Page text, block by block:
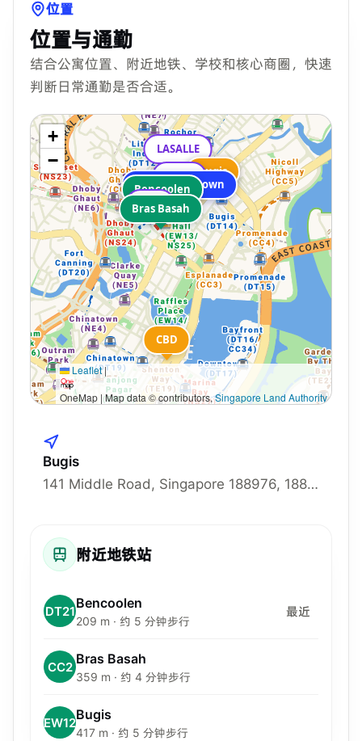
位置
位置与通勤
结合公寓位置、附近地铁、学校和核心商圈，快速
判断日常通勤是否合适。
Coliwoo Midtown
Bencoolen
Bras Basah
Bugis
NAFA
SMU
LASALLE
Bugis
CBD
+
−
Leaflet |
OneMap | Map data © contributors,Singapore Land Authority
Bugis
141 Middle Road, Singapore 188976, 188976
附近地铁站
DT21Bencoolen
209 m · 约 5 分钟步行
最近
CC2 Bras Basah
359 m · 约 4 分钟步行
EW12Bugis
417 m · 约 5 分钟步行